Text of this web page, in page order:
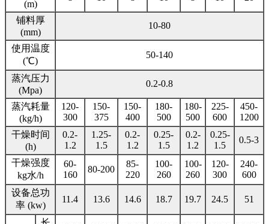
(m)
铺料厚
(mm)
10-80
使用温度
(℃)
50-140
蒸汽压力
(Mpa)
0.2-0.8
蒸汽耗量
(kg/h)
120-
300
150-
375
150-
400
180-
500
180-
500
225-
600
450-
1200
干燥时间
(h)
0.2-
1.2
1.25-
1.5
0.2-
1.2
0.25-
1.5
0.2-
1.2
0.25-
1.5
0.5-3
干燥强度
kg水/h
60-
160
80-200
85-
220
100-
260
100-
260
120-
300
240-
600
设备总功
率 (kw)
11.4 13.6 14.6 18.7 19.7 24.5 51